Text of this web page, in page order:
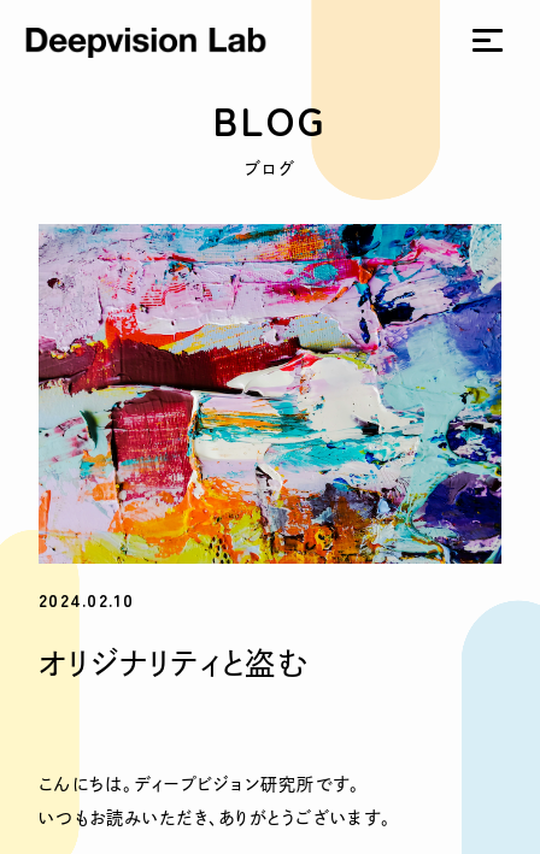
BLOG
ブログ
2024.02.10
オリジナリティと盗む
こんにちは。ディープビジョン研究所です。
いつもお読みいただき、ありがとうございます。